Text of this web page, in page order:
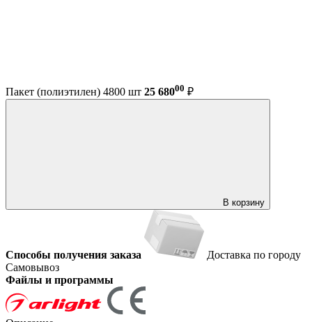
Пакет (полиэтилен) 4800 шт 25 68000 ₽
В корзину
Способы получения заказа
Доставка по городу
Самовывоз
Файлы и программы